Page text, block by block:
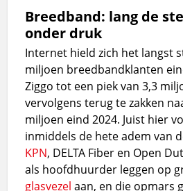
Breedband: lang de
onder druk
Internet hield zich het langst
miljoen breedbandklanten
Ziggo tot een piek van 3,3
vervolgens terug te zakken
miljoen eind 2024. Juist hier
inmiddels de hete adem van
KPN, DELTA Fiber en Open
als hoofdhuurder leggen op
glasvezelaan, en die opmars